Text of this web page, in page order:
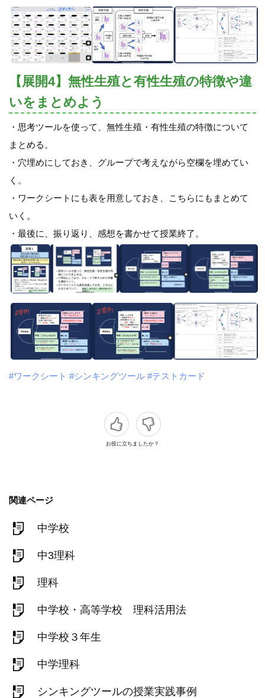
【展開4】無性生殖と有性生殖の特徴や違
いをまとめよう
・思考ツールを使って、無性生殖・有性生殖の特徴について
まとめる。
・穴埋めにしておき、グループで考えながら空欄を埋めてい
く。
・ワークシートにも表を用意しておき、こちらにもまとめて
いく。
・最後に、振り返り、感想を書かせて授業終了。
#ワークシート #シンキングツール #テストカード
お役に立ちましたか？
関連ページ
中学校
中3理科
理科
中学校・高等学校 理科活用法
中学校３年生
中学理科
シンキングツールの授業実践事例